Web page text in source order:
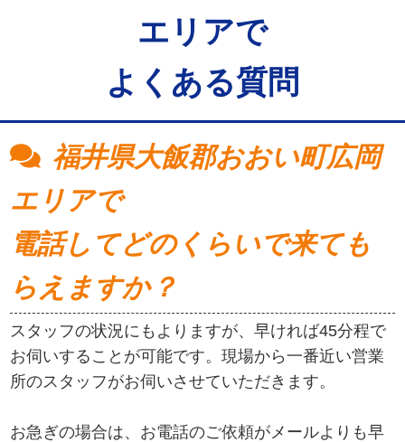
エリアで
よくある質問
福井県大飯郡おおい町広岡
エリアで
電話してどのくらいで来ても
らえますか？
スタッフの状況にもよりますが、早ければ45分程で
お伺いすることが可能です。現場から一番近い営業
所のスタッフがお伺いさせていただきます。
お急ぎの場合は、お電話のご依頼がメールよりも早